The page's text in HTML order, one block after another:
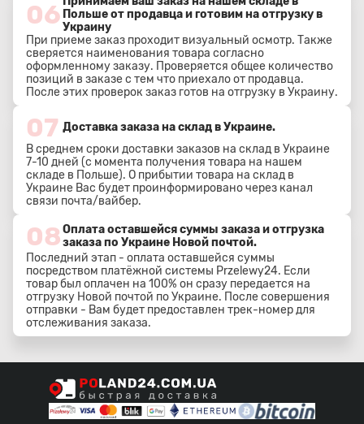
06 Польше от продавца и готовим на отгрузку в
Украину
При приеме заказ проходит визуальный осмотр. Также
сверяется наименования товара согласно
оформленному заказу. Проверяется общее количество
позиций в заказе с тем что приехало от продавца.
После этих проверок заказ готов на отгрузку в Украину.
07 Доставка заказа на склад в Украине.
В среднем сроки доставки заказов на склад в Украине
7-10 дней (с момента получения товара на нашем
складе в Польше). О прибытии товара на склад в
Украине Вас будет проинформировано через канал
связи почта/вайбер.
08Оплата оставшейся суммы заказа и отгрузка
заказа по Украине Новой почтой.
Последний этап - оплата оставшейся суммы
посредством платёжной системы Przelewy24. Если
товар был оплачен на 100% он сразу передается на
отгрузку Новой почтой по Украине. После совершения
отправки - Вам будет предоставлен трек-номер для
отслеживания заказа.